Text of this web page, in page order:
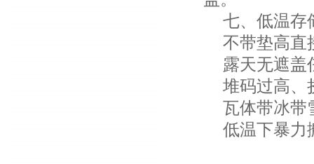
七、低温存
不带垫高直
露天无遮盖
堆码过高、
瓦体带冰带
低温下暴力